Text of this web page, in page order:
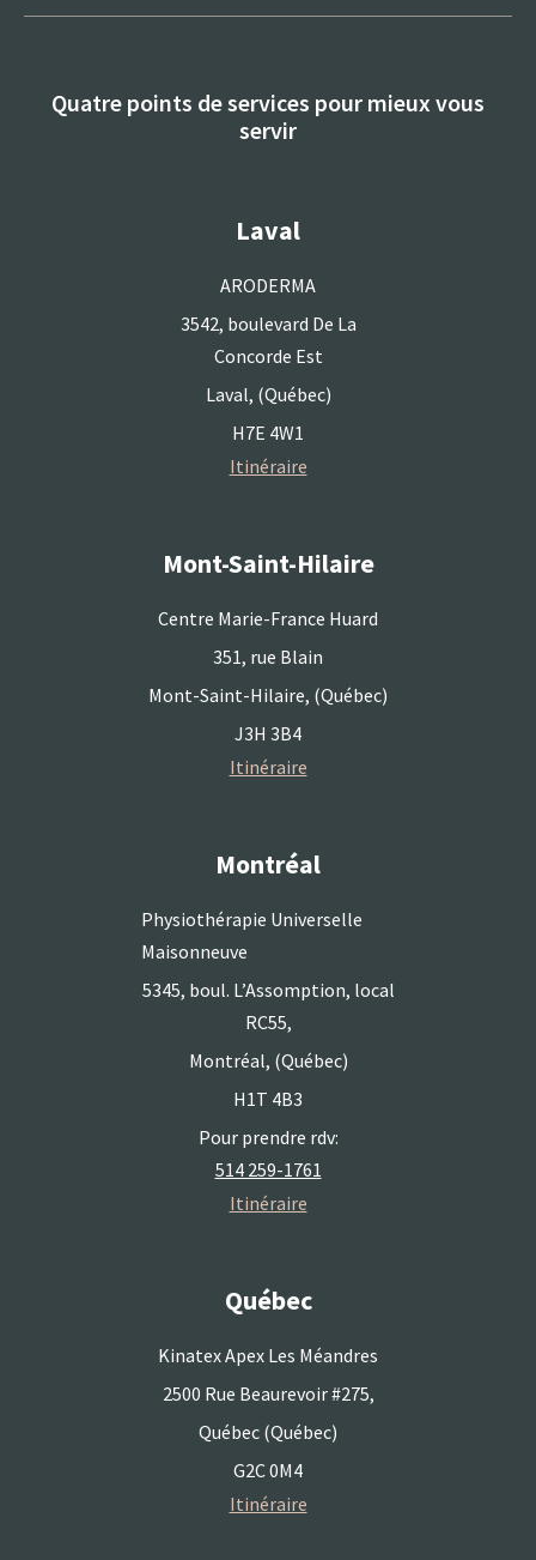
Quatre points de services pour mieux vous
servir
Laval
ARODERMA
3542, boulevard De La
Concorde Est
Laval, (Québec)
H7E 4W1
Itinéraire
Mont-Saint-Hilaire
Centre Marie-France Huard
351, rue Blain
Mont-Saint-Hilaire, (Québec)
J3H 3B4
Itinéraire
Montréal
Physiothérapie Universelle
Maisonneuve
5345, boul. L’Assomption, local
RC55,
Montréal, (Québec)
H1T 4B3
Pour prendre rdv:
514 259-1761
Itinéraire
Québec
Kinatex Apex Les Méandres
2500 Rue Beaurevoir #275,
Québec (Québec)
G2C 0M4
Itinéraire